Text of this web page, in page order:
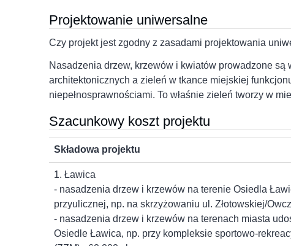
Projektowanie uniwersalne
Czy projekt jest zgodny z zasadami projektowania
Nasadzenia drzew, krzewów i kwiatów prowadzone
architektonicznych a zieleń w tkance miejskiej
niepełnosprawnościami. To właśnie zieleń tworzy w
Szacunkowy koszt projektu
Składowa projektu
1. Ławica
- nasadzenia drzew i krzewów na terenie Osiedla
przyulicznej, np. na skrzyżowaniu ul. Złotowskiej/
- nasadzenia drzew i krzewów na terenach miasta
Osiedle Ławica, np. przy kompleksie sportowo-